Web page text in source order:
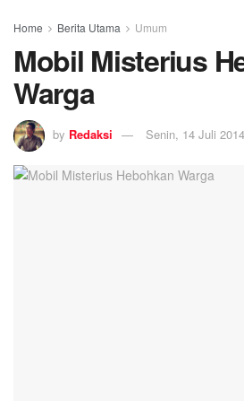
Home Berita Utama Umum
Mobil Misterius
Warga
by Redaksi Senin, 14 Juli